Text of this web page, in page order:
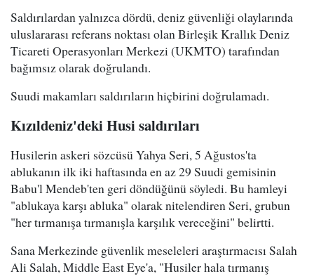
Saldırılardan yalnızca dördü, deniz güvenliği olaylarında
uluslararası referans noktası olan Birleşik Krallık Deniz
Ticareti Operasyonları Merkezi (UKMTO) tarafından
bağımsız olarak doğrulandı.
Suudi makamları saldırıların hiçbirini doğrulamadı.
Kızıldeniz'deki Husi saldırıları
Husilerin askeri sözcüsü Yahya Seri, 5 Ağustos'ta
ablukanın ilk iki haftasında en az 29 Suudi gemisinin
Babu'l Mendeb'ten geri döndüğünü söyledi. Bu hamleyi
"ablukaya karşı abluka" olarak nitelendiren Seri, grubun
"her tırmanışa tırmanışla karşılık vereceğini" belirtti.
Sana Merkezinde güvenlik meseleleri araştırmacısı Salah
Ali Salah, Middle East Eye'a, "Husiler hala tırmanış